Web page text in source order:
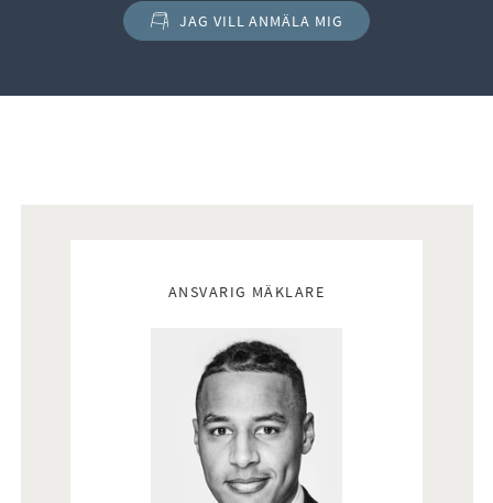
känsla. Den maskinella utrustningen består av spishäll, fläkt,
inbyggd ugn och mikrovågsugn i bekväm arbetshöjd,
JAG VILL ANMÄLA MIG
ANSVARIG MÄKLARE